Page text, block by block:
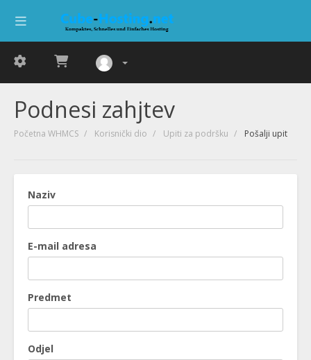
Podnesi zahjtev
Početna WHMCS Korisnički dio Upiti za podršku Pošalji upit
Naziv
E-mail adresa
Predmet
Odjel